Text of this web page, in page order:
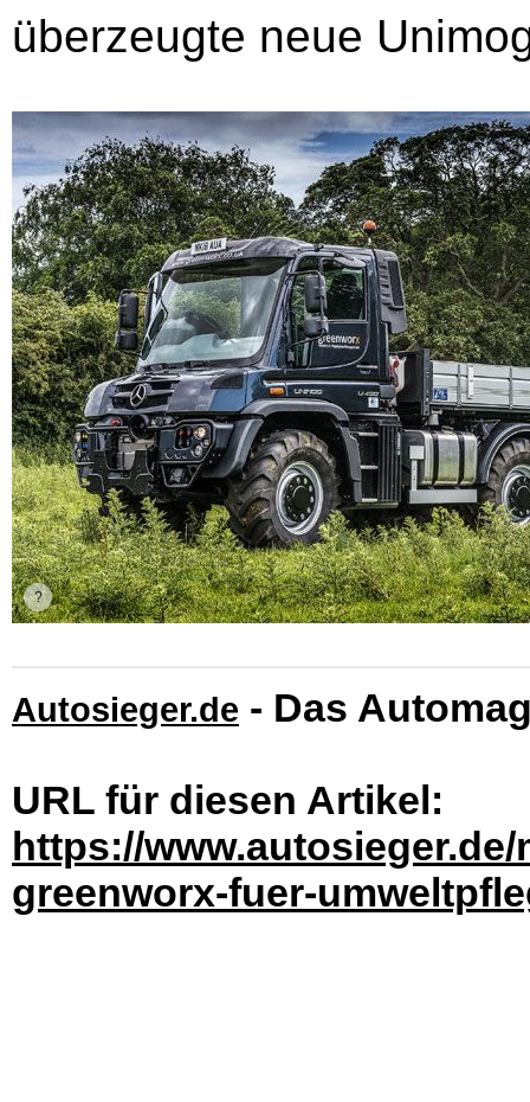
überzeugte neue
Autosieger.de - Das
URL für diesen Artikel:
https://
greenworx-fuer-